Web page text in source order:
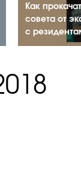
Как
совета от
с